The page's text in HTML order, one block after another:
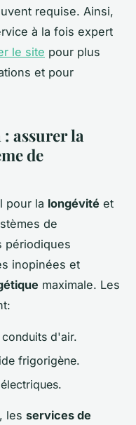
requise. Ainsi,
à la fois expert
le site pour plus
et pour
assurer la
de
pour la longévité et
de
périodiques
inopinées et
maximale. Les
d'air.
frigorigène.
les services de